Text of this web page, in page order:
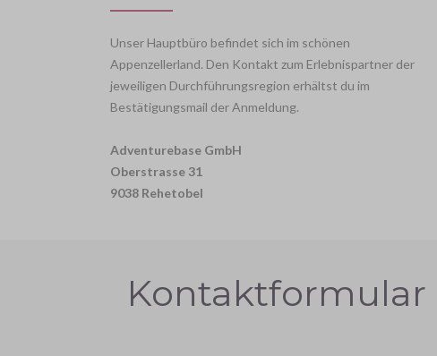
Unser Hauptbüro befindet sich im schönen
Appenzellerland. Den Kontakt zum Erlebnispartner der
jeweiligen Durchführungsregion erhältst du im
Bestätigungsmail der Anmeldung.
Adventurebase GmbH
Oberstrasse 31
9038 Rehetobel
Kontaktformular